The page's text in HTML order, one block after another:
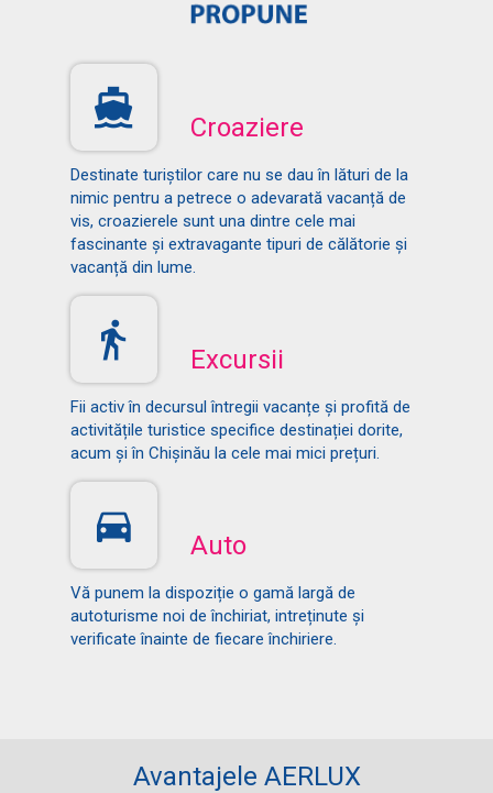
Croaziere
Destinate turiștilor care nu se dau în lături de la
nimic pentru a petrece o adevarată vacanță de
vis, croazierele sunt una dintre cele mai
fascinante și extravagante tipuri de călătorie și
vacanță din lume.
Excursii
Fii activ în decursul întregii vacanțe și profită de
activitățile turistice specifice destinației dorite,
acum și în Chișinău la cele mai mici prețuri.
Auto
Vă punem la dispoziție o gamă largă de
autoturisme noi de închiriat, intreținute și
verificate înainte de fiecare închiriere.
Avantajele AERLUX